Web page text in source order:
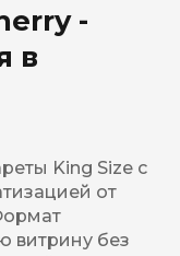
-
в
King Size с
от
витрину без